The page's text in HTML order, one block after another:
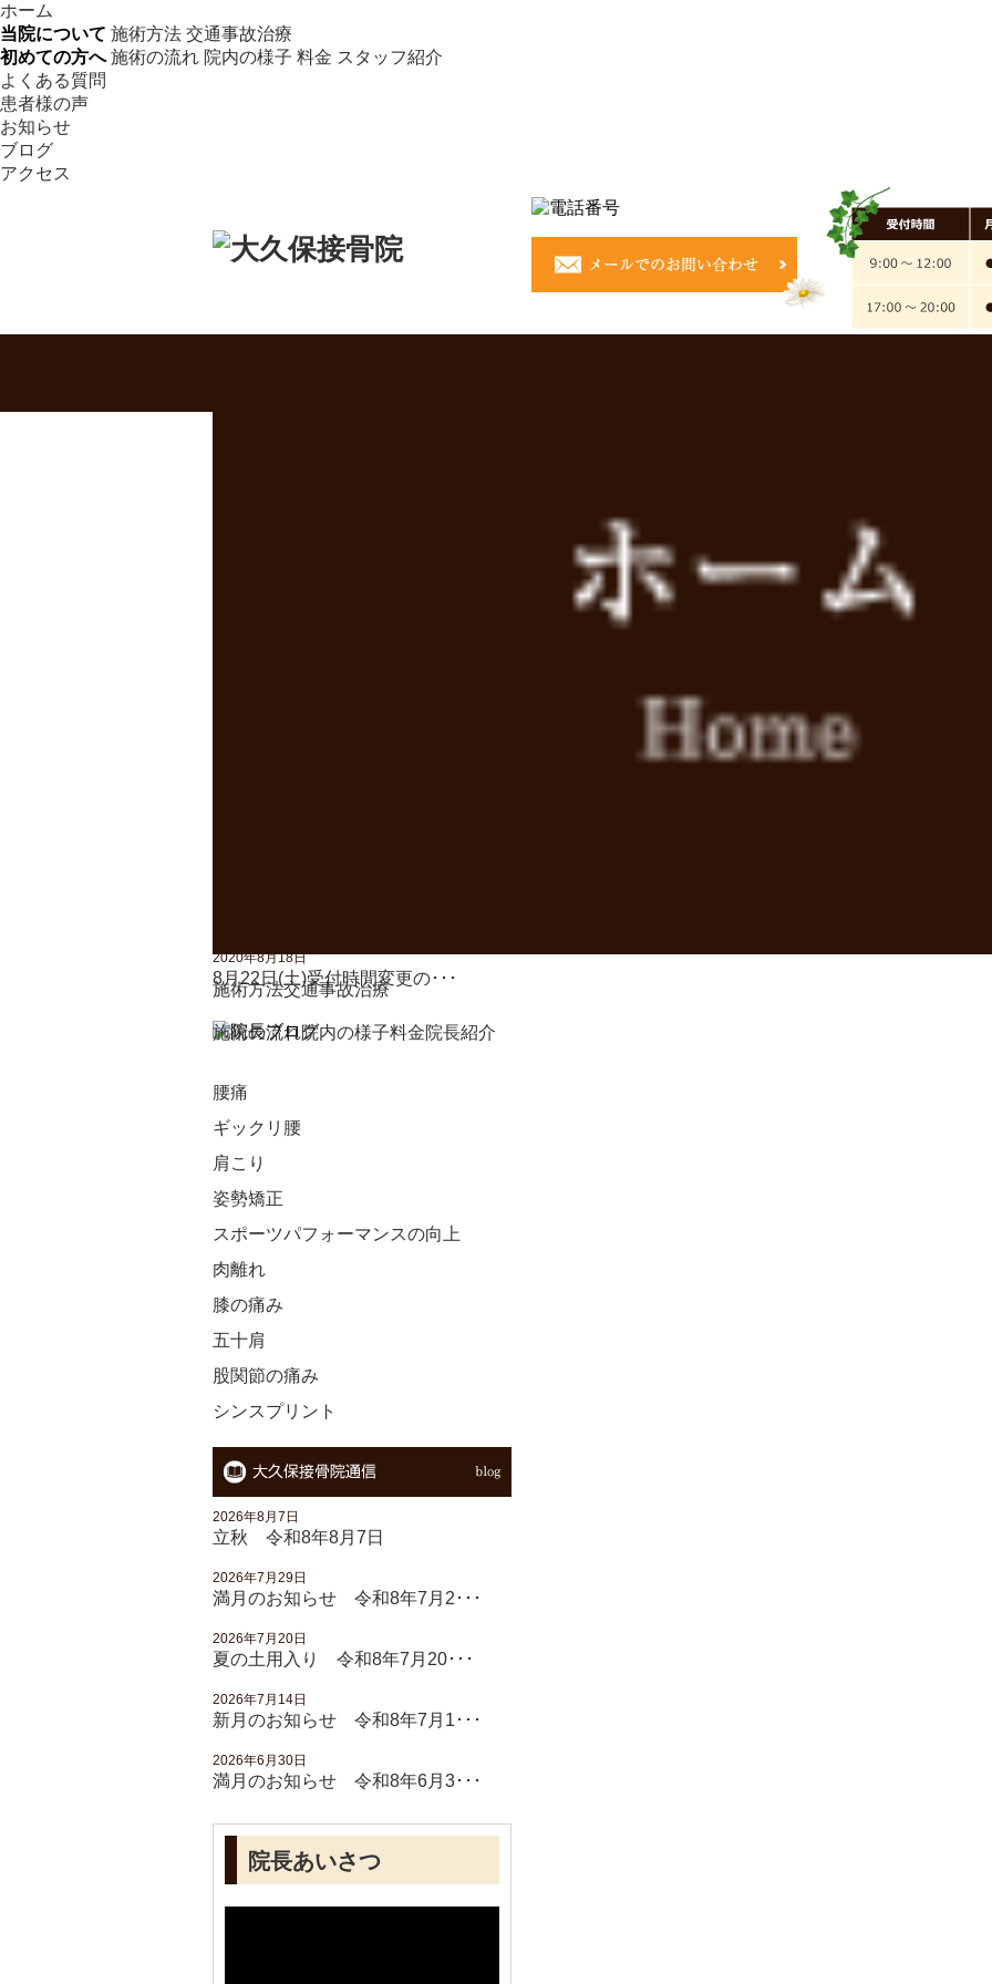
ホーム
当院について 施術方法 交通事故治療
初めての方へ 施術の流れ 院内の様子 料金 スタッフ紹介
よくある質問
患者様の声
お知らせ
ブログ
アクセス
施術方法交通事故治療
施術の流れ院内の様子料金院長紹介
1月5日より2019年の施術をスタートしております。
本年もよろしくお願いします。
大久保接骨院スタッフ一同
2020年8月18日
8月22日(土)受付時間変更の･･･
腰痛
ギックリ腰
肩こり
姿勢矯正
スポーツパフォーマンスの向上
肉離れ
膝の痛み
五十肩
股関節の痛み
シンスプリント
2026年8月7日
立秋 令和8年8月7日
2026年7月29日
満月のお知らせ 令和8年7月2･･･
2026年7月20日
夏の土用入り 令和8年7月20･･･
2026年7月14日
新月のお知らせ 令和8年7月1･･･
2026年6月30日
満月のお知らせ 令和8年6月3･･･
院長あいさつ